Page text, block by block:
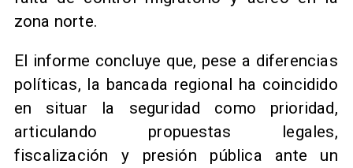
zona norte.
El informe concluye que, pese a diferencias
políticas, la bancada regional ha coincidido
en situar la seguridad como prioridad,
articulando propuestas legales,
fiscalización y presión pública ante un